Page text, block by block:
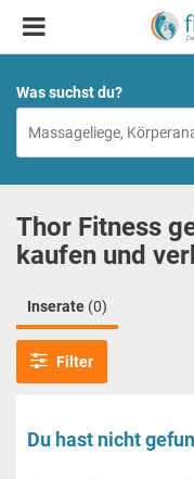
Was suchst du?
Thor Fitness
kaufen und
Inserate (0)
Filter
Du hast nicht